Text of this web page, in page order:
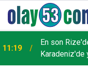
10:39
Türksat 3A
uydulara